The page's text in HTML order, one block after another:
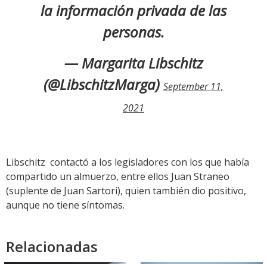
la información privada de las
personas.
— Margarita Libschitz
(@LibschitzMarga) September 11,
2021
Libschitz contactó a los legisladores con los que había
compartido un almuerzo, entre ellos Juan Straneo
(suplente de Juan Sartori), quien también dio positivo,
aunque no tiene síntomas.
Relacionadas